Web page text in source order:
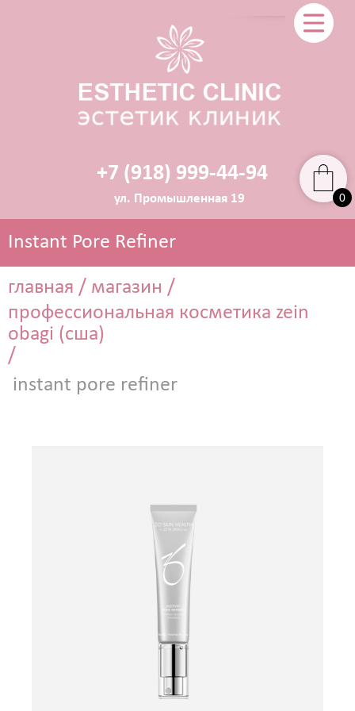
+7 (918) 999-44-94
ул. Промышленная 19
ЭСТЕТИЧЕСКАЯ КОСМЕТОЛОГИЯ
Прокол ушей
Пилинги - поверхностные и поверхностно
(питание и увлажнение кожи)
ИНЪЕКЦИОННАЯ КОСМЕТОЛОГИЯ
Консультация врача - дерматолога, косметолога
Трихология - лечение выпадения волос
Полиревитализация - питание и стимулирование
структуры и рельефа кожи
препаратами на основе стабилизированной
гиалуроновой кислоты
Instant Pore Refiner
главная / магазин /
профессиональная косметика zein
obagi (сша)
/
instant pore refiner
0